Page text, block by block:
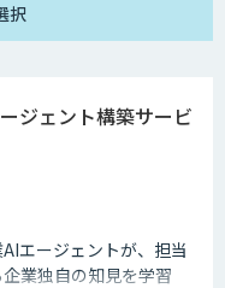
択
ジェント構築サービ
エージェントが、担当
業独自の知見を学習